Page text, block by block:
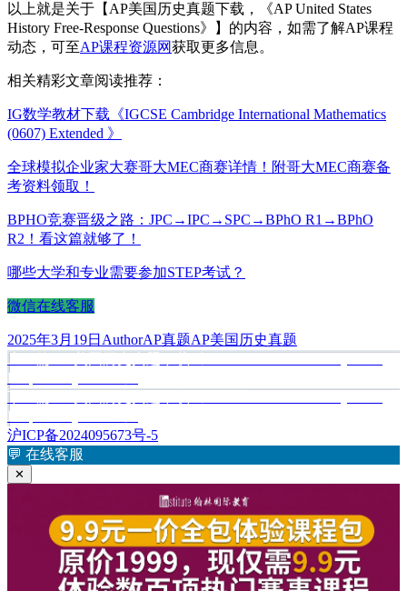
以上就是关于【AP美国历史真题下载，《AP United States
History Free-Response Questions》】的内容，如需了解AP课程
动态，可至AP课程资源网获取更多信息。
相关精彩文章阅读推荐：
IG数学教材下载《IGCSE Cambridge International Mathematics
(0607) Extended 》
全球模拟企业家大赛哥大MEC商赛详情！附哥大MEC商赛备
考资料领取！
BPHO竞赛晋级之路：JPC→IPC→SPC→BPhO R1→BPhO
R2！看这篇就够了！
哪些大学和专业需要参加STEP考试？
微信在线客服
发
布
于
2025年3月19日 作
者
Author分
类
AP真题标
签
AP美国历史真题
文
章
导
航
上
Response Questions》
下一篇
文
章：
Response Questions》
沪ICP备2024095673号-5
💬 在线客服
✕